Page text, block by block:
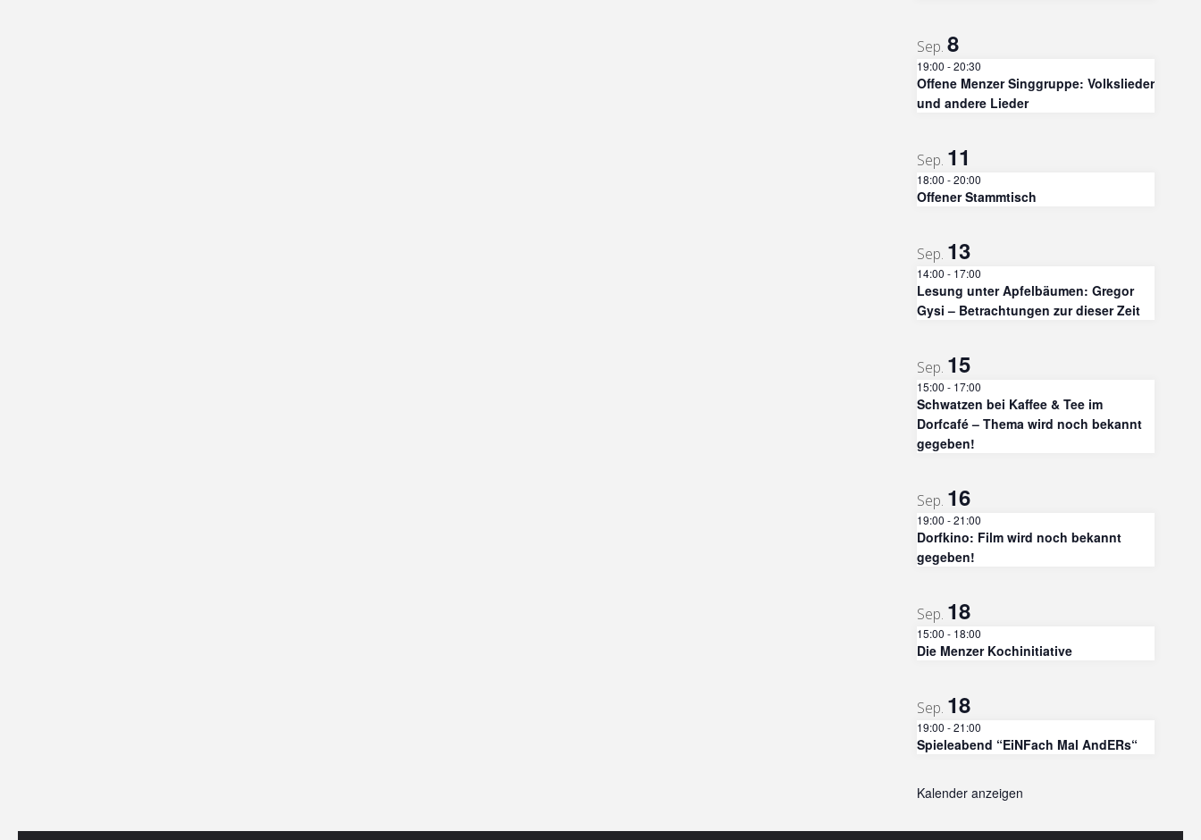
Sep. 8
19:00 -20:30
Offene Menzer Singgruppe: Volkslieder
und andere Lieder
Sep. 11
18:00 -20:00
Offener Stammtisch
Sep. 13
14:00 - 17:00
Lesung unter Apfelbäumen: Gregor
Gysi – Betrachtungen zur dieser Zeit
Sep. 15
15:00 - 17:00
Schwatzen bei Kaffee & Tee im
Dorfcafé – Thema wird noch bekannt
gegeben!
Sep. 16
19:00 -21:00
Dorfkino: Film wird noch bekannt
gegeben!
Sep. 18
15:00 - 18:00
Die Menzer Kochinitiative
Sep. 18
19:00 -21:00
Spieleabend “EiNFach Mal AndERs“
Kalender anzeigen